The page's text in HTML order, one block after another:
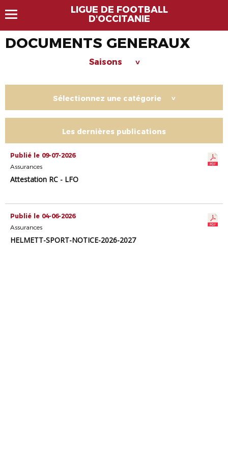
LIGUE DE FOOTBALL
D'OCCITANIE
DOCUMENTS GENERAUX
Saisons >
Sélectionnez une catégorie >
Les dernières publications
Publié le 09-07-2026
Assurances
Attestation RC - LFO
Publié le 04-06-2026
Assurances
HELMETT-SPORT-NOTICE-2026-2027